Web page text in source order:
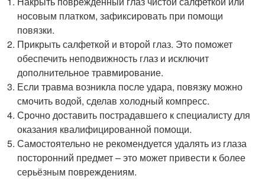
носовым платком, зафиксировать при помощи
повязки.
Прикрыть салфеткой и второй глаз. Это поможет
обеспечить неподвижность глаз и исключит
дополнительное травмирование.
Если травма возникла после удара, повязку можно
смочить водой, сделав холодный компресс.
Срочно доставить пострадавшего к специалисту для
оказания квалифицированной помощи.
Самостоятельно не рекомендуется удалять из глаза
посторонний предмет – это может привести к более
серьёзным повреждениям.